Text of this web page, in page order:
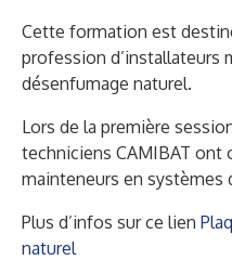
Cette formation est
profession d’installateurs
désenfumage naturel.
Lors de la première
techniciens CAMIBAT ont
mainteneurs en systèmes
Plus d’infos sur ce lien
naturel